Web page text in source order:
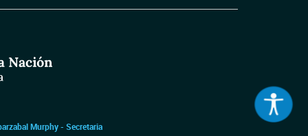
Murphy - Secretaria